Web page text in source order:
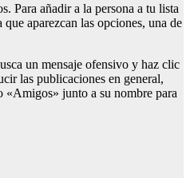
Para añadir a la persona a tu lista
aparezcan las opciones, una de
un mensaje ofensivo y haz clic
las publicaciones en general,
«Amigos» junto a su nombre para